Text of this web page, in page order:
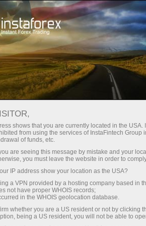
akaun segera
Pedagang
Baru
Untuk Pelabur
faktor yang mempengaruhi
matawang tersebut. Bagi
emmahami makana setiap
UTC
shows that you are currently located in the
from using the services of InstaFintech
of funds, etc.
are seeing this message by mistake and your
you must leave the website in order to
IP address show your location as the USA?
a VPN provided by a hosting company based in
not have proper WHOIS records;
in the WHOIS geolocation database.
whether you are a US resident or not by clicking
being a US resident, you will not be able to